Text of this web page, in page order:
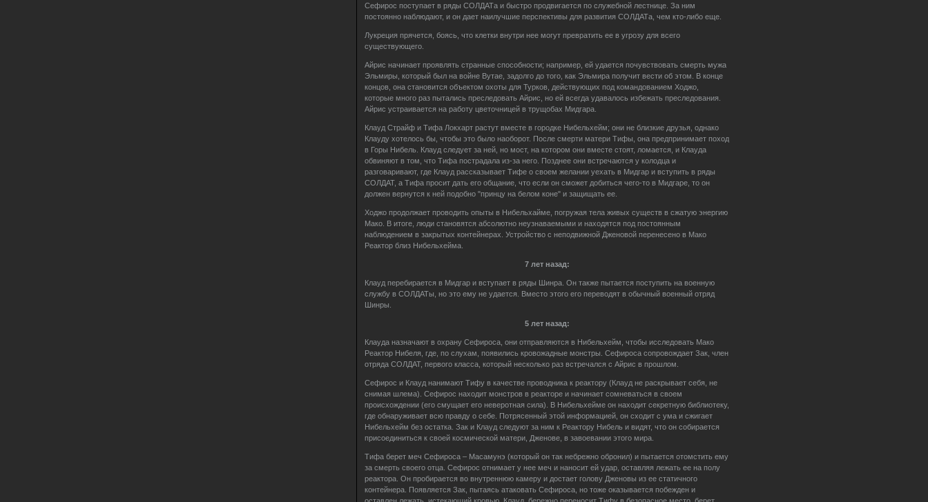
Сефирос поступает в ряды СОЛДАТа и быстро продвигается по служебной лестнице. За ним
постоянно наблюдают, и он дает наилучшие перспективы для развития СОЛДАТа, чем кто-либо еще.
Лукреция прячется, боясь, что клетки внутри нее могут превратить ее в угрозу для всего
существующего.
Айрис начинает проявлять странные способности; например, ей удается почувствовать смерть мужа
Эльмиры, который был на войне Вутае, задолго до того, как Эльмира получит вести об этом. В конце
концов, она становится объектом охоты для Турков, действующих под командованием Ходжо,
которые много раз пытались преследовать Айрис, но ей всегда удавалось избежать преследования.
Айрис устраивается на работу цветочницей в трущобах Мидгара.
Клауд Страйф и Тифа Локхарт растут вместе в городке Нибельхейм; они не близкие друзья, однако
Клауду хотелось бы, чтобы это было наоборот. После смерти матери Тифы, она предпринимает поход
в Горы Нибель. Клауд следует за ней, но мост, на котором они вместе стоят, ломается, и Клауда
обвиняют в том, что Тифа пострадала из-за него. Позднее они встречаются у колодца и
разговаривают, где Клауд рассказывает Тифе о своем желании уехать в Мидгар и вступить в ряды
СОЛДАТ, а Тифа просит дать его общание, что если он сможет добиться чего-то в Мидгаре, то он
должен вернутся к ней подобно "принцу на белом коне" и защищать ее.
Ходжо продолжает проводить опыты в Нибельхайме, погружая тела живых существ в сжатую энергию
Мако. В итоге, люди становятся абсолютно неузнаваемыми и находятся под постоянным
наблюдением в закрытых контейнерах. Устройство с неподвижной Дженовой перенесено в Мако
Реактор близ Нибельхейма.
7 лет назад:
Клауд перебирается в Мидгар и вступает в ряды Шинра. Он также пытается поступить на военную
службу в СОЛДАТы, но это ему не удается. Вместо этого его переводят в обычный военный отряд
Шинры.
5 лет назад:
Клауда назначают в охрану Сефироса, они отправляются в Нибельхейм, чтобы исследовать Мако
Реактор Нибеля, где, по слухам, появились кровожадные монстры. Сефироса сопровождает Зак, член
отряда СОЛДАТ, первого класса, который несколько раз встречался с Айрис в прошлом.
Сефирос и Клауд нанимают Тифу в качестве проводника к реактору (Клауд не раскрывает себя, не
снимая шлема). Сефирос находит монстров в реакторе и начинает сомневаться в своем
происхождении (его смущает его неверотная сила). В Нибельхейме он находит секретную библиотеку,
где обнаруживает всю правду о себе. Потрясенный этой информацией, он сходит с ума и сжигает
Нибельхейм без остатка. Зак и Клауд следуют за ним к Реактору Нибель и видят, что он собирается
присоединиться к своей космической матери, Дженове, в завоевании этого мира.
Тифа берет меч Сефироса – Масамунэ (который он так небрежно обронил) и пытается отомстить ему
за смерть своего отца. Сефирос отнимает у нее меч и наносит ей удар, оставляя лежать ее на полу
реактора. Он пробирается во внутреннюю камеру и достает голову Дженовы из ее статичного
контейнера. Появляется Зак, пытаясь атаковать Сефироса, но тоже оказывается побежден и